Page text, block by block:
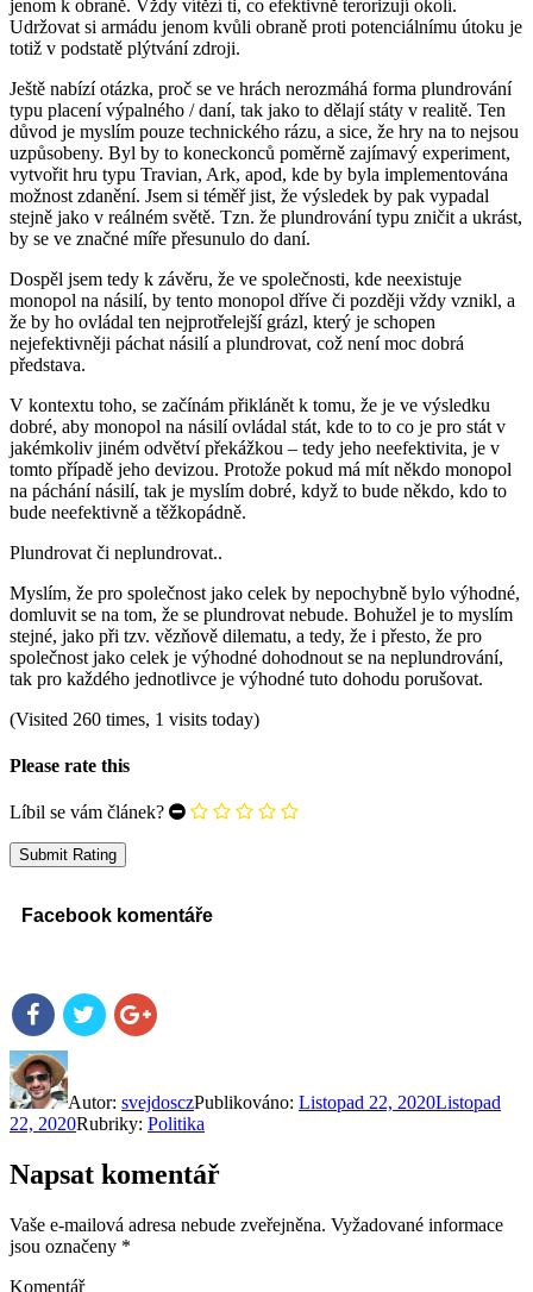
jenom k obraně. Vždy vítězí ti, co efektivně terorizují okolí.
Udržovat si armádu jenom kvůli obraně proti potenciálnímu útoku je
totiž v podstatě plýtvání zdroji.
Ještě nabízí otázka, proč se ve hrách nerozmáhá forma plundrování
typu placení výpalného / daní, tak jako to dělají státy v realitě. Ten
důvod je myslím pouze technického rázu, a sice, že hry na to nejsou
uzpůsobeny. Byl by to koneckonců poměrně zajímavý experiment,
vytvořit hru typu Travian, Ark, apod, kde by byla implementována
možnost zdanění. Jsem si téměř jist, že výsledek by pak vypadal
stejně jako v reálném světě. Tzn. že plundrování typu zničit a ukrást,
by se ve značné míře přesunulo do daní.
Dospěl jsem tedy k závěru, že ve společnosti, kde neexistuje
monopol na násilí, by tento monopol dříve či později vždy vznikl, a
že by ho ovládal ten nejprotřelejší grázl, který je schopen
nejefektivněji páchat násilí a plundrovat, což není moc dobrá
představa.
V kontextu toho, se začínám přiklánět k tomu, že je ve výsledku
dobré, aby monopol na násilí ovládal stát, kde to to co je pro stát v
jakémkoliv jiném odvětví překážkou – tedy jeho neefektivita, je v
tomto případě jeho devizou. Protože pokud má mít někdo monopol
na páchání násilí, tak je myslím dobré, když to bude někdo, kdo to
bude neefektivně a těžkopádně.
Plundrovat či neplundrovat..
Myslím, že pro společnost jako celek by nepochybně bylo výhodné,
domluvit se na tom, že se plundrovat nebude. Bohužel je to myslím
stejné, jako při tzv. vězňově dilematu, a tedy, že i přesto, že pro
společnost jako celek je výhodné dohodnout se na neplundrování,
tak pro každého jednotlivce je výhodné tuto dohodu porušovat.
(Visited 260 times, 1 visits today)
Please rate this
Líbil se vám článek?
Facebook komentáře
Autor: svejdosczPublikováno: Listopad 22, 2020Listopad
22, 2020Rubriky: Politika
Napsat komentář
Vaše e-mailová adresa nebude zveřejněna. Vyžadované informace
jsou označeny *
Komentář